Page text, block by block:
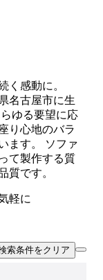
く感動に。
名古屋市に生
ゆる要望に応
り心地のバラ
ます。 ソファ
て製作する質
質です。
軽に
索条件をクリア